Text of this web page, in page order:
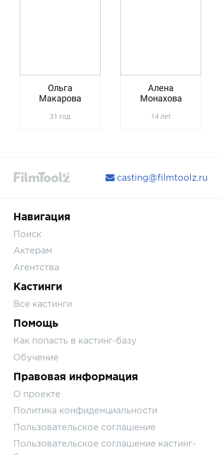
Ольга
Макарова
31 год
Алена
Монахова
14 лет
casting@filmtoolz.ru
Навигация
Поиск
Актерам
Агентства
Кастинги
Все кастинги
Помощь
Как попасть в кастинг-базу
Обучение
Правовая информация
О проекте
Политика конфиденциальности
Пользовательское соглашение
Пользовательское соглашение кастинг-